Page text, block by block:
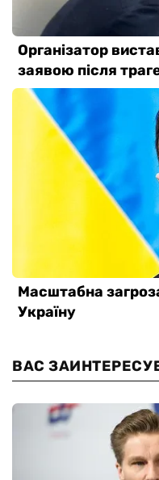
ВАС